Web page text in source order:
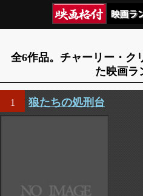
全6作品。チャーリー・ク
た映画ラ
1 狼たちの処刑台